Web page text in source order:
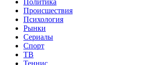
Происшествия
Психология
Рынки
Сериалы
Спорт
ТВ
Теннис